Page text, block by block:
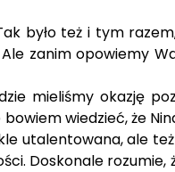
było też i tym
zanim opowiemy
mieliśmy okazję
wiedzieć, że
utalentowana, ale
Doskonale